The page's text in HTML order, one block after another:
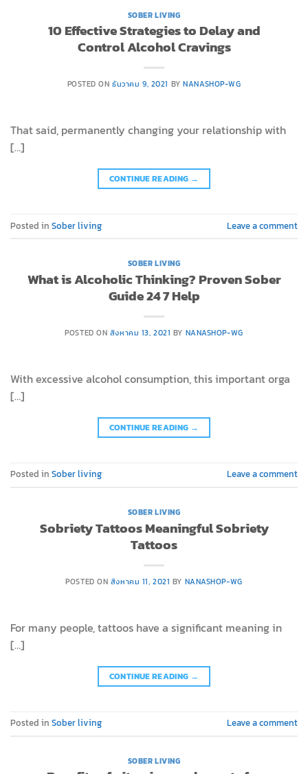
SOBER LIVING
10 Effective Strategies to Delay and
Control Alcohol Cravings
POSTED ONธันวาคม 9, 2021 BYNANASHOP-WG
That said, permanently changing your relationship with
[…]
CONTINUE READING →
Posted in Sober living Leave a comment
SOBER LIVING
What is Alcoholic Thinking? Proven Sober
Guide 24 7 Help
POSTED ON สิงหาคม 13, 2021 BY NANASHOP-WG
With excessive alcohol consumption, this important orga
[…]
CONTINUE READING →
Posted in Sober living Leave a comment
SOBER LIVING
Sobriety Tattoos Meaningful Sobriety
Tattoos
POSTED ON สิงหาคม 11, 2021 BY NANASHOP-WG
For many people, tattoos have a significant meaning in
[…]
CONTINUE READING →
Posted in Sober living Leave a comment
SOBER LIVING